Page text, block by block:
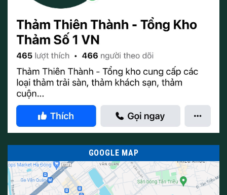
Thảm Thiên Thành
Hotline: 0386248321
Fanpage:Thảm Thiên Thành
Địa chỉ: 208 lô đất dịch vụ, Khu đô thị Xa La, Hà Đông, Hà Nội,
Việt Nam.
0/5(0 Reviews)
0/5(0 Reviews)
GOOGLE MAP